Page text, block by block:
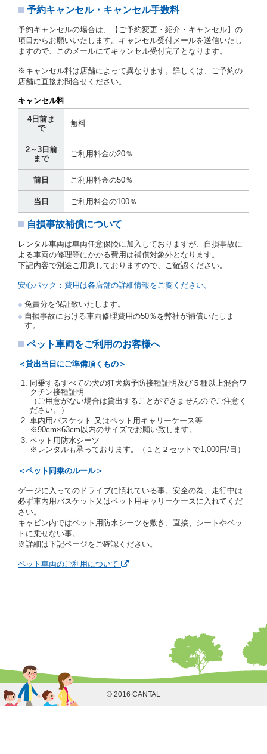
第３章／貸 渡 し
第７条（貸渡契約の締結）
借受人は第２条第１項に定める借受条件を明示し、当
貸渡契約を締結するものとします。ただし、貸し渡す
ことができるレンタカーがない場合又は借受人若しく
は運転者が第８条第１項若しくは第２項各号のいずれ
かに該当する場合を除きます。
貸渡契約を締結した場合、借受人は当社に第１0条第
１項に定める貸渡料金を支払うものとします。
運転者の義務と定められた事項を遵守するものとしま
す。
当社は、監督官庁の基本通達（注１）に基づき、貸渡
運転者の氏名、住所、運転免許の種類及び運転免許証
写しを添付するため、貸渡契約の締結にあたり、借受
人に対し、借受人の指定する運転者（以下「運転者」
といいます。）の運転免許証の提示を求めるほか、そ
の写しの提出を求めることがあります。この場合、借
受人は、自己が運転者であるときは自己の運転免許証
の運転免許証を提示するものとします。
交通局長通達「レンタカーに関する基本通達」（自
旅第138号 平成7年6月13日）の２．(10)及び(11)の
注２）運転免許証とは、道路交通法第９２条に規定
される運転免許証のうち、道路交通法施行規則第１
９条別記様式第１４の書式の運転免許証をいいま
す。
当社は、貸渡契約の締結にあたり、借受人及び運転者
に対し、運転免許証のほかに本人確認ができる書類の
提示を求め、及び提出された書類の写しをとることが
あります。
当社は、貸渡契約の締結にあたり、借受期間中に借受
人及び運転者と連絡するための携帯電話番号等の告知
を求めます。
レジットカード若しくは現金による支払いを求め、又
借受人は契約後の借受期間の延長はできないものとし
ます。
当社は、借受人又は運転者が前3項に従わない場合
は、貸渡契約の締結を拒絶するとともに、予約を取消
すことができるものとします。なお、この場合の予約
のとします。
有していないとき、又は運転免許証の提示をせず、
もしくは当社が求めたにもかかわらず、その運転者
の運転免許証の写しの提出に同意しないとき。 ②
酒気を帯びていると認められるとき。
③ 麻薬、覚せい剤、シンナー、危険ドラッグ等によ
る中毒症状等を呈していると認められるとき。
④ チャイルドシートがないにもかかわらず６才未満
予約キャンセル・キャンセル手数料
予約キャンセルの場合は、【ご予約変更・紹介・キャンセル】の
項目からお願いいたします。キャンセル受付メールを送信いたし
ますので、このメールにてキャンセル受付完了となります。
※キャンセル料は店舗によって異なります。詳しくは、ご予約の
店舗に直接お問合せください。
キャンセル料
4日前ま
で
無料
2～3日前
まで
ご利用料金の20％
前日 ご利用料金の50％
当日 ご利用料金の100％
自損事故補償について
レンタル車両は車両任意保険に加入しておりますが、自損事故に
よる車両の修理等にかかる費用は補償対象外となります。
下記内容で別途ご用意しておりますので、ご確認ください。
安心パック：費用は各店舗の詳細情報をご覧ください。
免責分を保証致いたします。
自損事故における車両修理費用の50％を弊社が補償いたしま
す。
ペット車両をご利用のお客様へ
＜貸出当日にご準備頂くもの＞
同乗するすべての犬の狂犬病予防接種証明及び５種以上混合ワ
クチン接種証明
（ご用意がない場合は貸出することができませんのでご注意く
ださい。）
車内用バスケット 又はペット用キャリーケース等
※90cm×63cm以内のサイズでお願い致します。
ペット用防水シーツ
※レンタルも承っております。（１と２セットで1,000円/日）
＜ペット同乗のルール＞
ゲージに入ってのドライブに慣れている事。安全の為、走行中は
必ず車内用バスケット又はペット用キャリーケースに入れてくだ
さい。
キャビン内ではペット用防水シーツを敷き、直接、シートやベッ
トに乗せない事。
※詳細は下記ページをご確認ください。
ペット車両のご利用について
© 2016 CANTAL